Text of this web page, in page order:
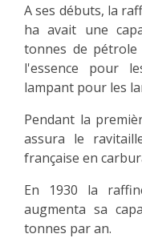
A ses débuts, la
ha avait une
tonnes de
l'essence pour
lampant pour les
Pendant la
assura le
française en
En 1930 la
augmenta sa
tonnes par an.